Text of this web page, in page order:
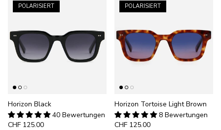
POLARISIERT
Horizon Black
40 Bewertungen
CHF 125.00
POLARISIERT
Horizon Tortoise Light Brown
8 Bewertungen
CHF 125.00